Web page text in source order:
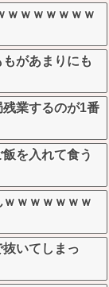
ｗｗｗｗｗｗｗ
もがあまりにも
業するのが1番
を入れて食う
ｗｗｗｗｗｗｗ
抜いてしまっ